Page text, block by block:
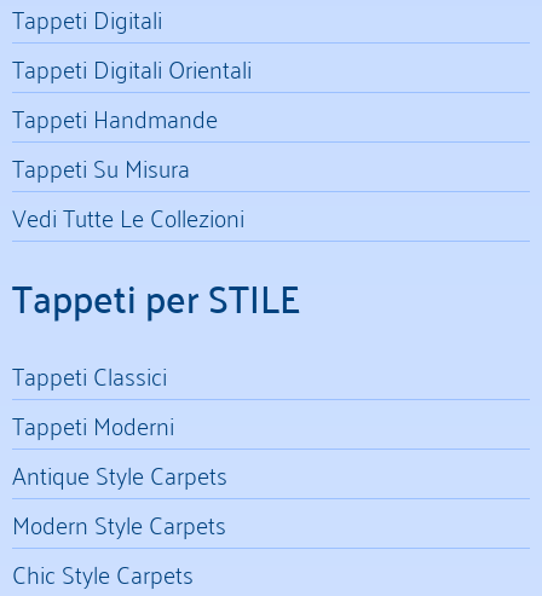
Tappeti Digitali
Tappeti Digitali Orientali
Tappeti Handmande
Tappeti Su Misura
Vedi Tutte Le Collezioni
Tappeti per STILE
Tappeti Classici
Tappeti Moderni
Antique Style Carpets
Modern Style Carpets
Chic Style Carpets